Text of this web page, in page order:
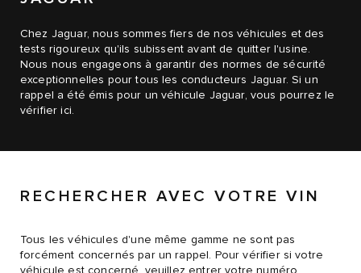
Chez Jaguar, nous sommes fiers de nos véhicules et des
tests rigoureux qu'ils subissent avant de quitter l'usine.
Nous nous engageons à garantir des normes de sécurité
exceptionnelles pour tous les conducteurs Jaguar. Si un
rappel a été émis pour un véhicule Jaguar, vous pourrez le
vérifier ici.
RECHERCHER AVEC VOTRE VIN
Tous les véhicules d'une même gamme ne sont pas
forcément concernés par un rappel. Pour vérifier si votre
véhicule est concerné, veuillez entrer votre numéro